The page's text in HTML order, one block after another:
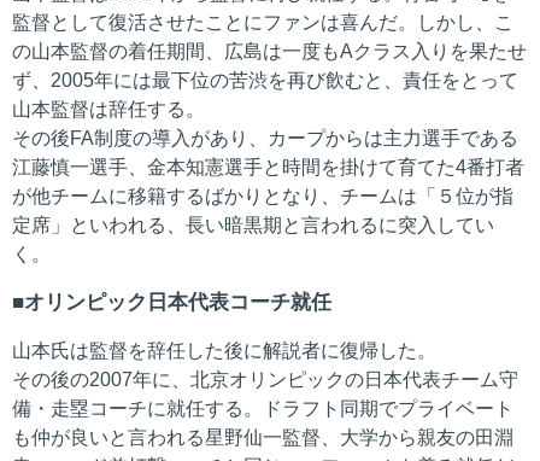
監督として復活させたことにファンは喜んだ。しかし、こ
の山本監督の着任期間、広島は一度もAクラス入りを果たせ
ず、2005年には最下位の苦渋を再び飲むと、責任をとって
山本監督は辞任する。
その後FA制度の導入があり、カープからは主力選手である
江藤慎一選手、金本知憲選手と時間を掛けて育てた4番打者
が他チームに移籍するばかりとなり、チームは「５位が指
定席」といわれる、長い暗黒期と言われるに突入してい
く。
オリンピック日本代表コーチ就任
山本氏は監督を辞任した後に解説者に復帰した。
その後の2007年に、北京オリンピックの日本代表チーム守
備・走塁コーチに就任する。ドラフト同期でプライベート
も仲が良いと言われる星野仙一監督、大学から親友の田淵